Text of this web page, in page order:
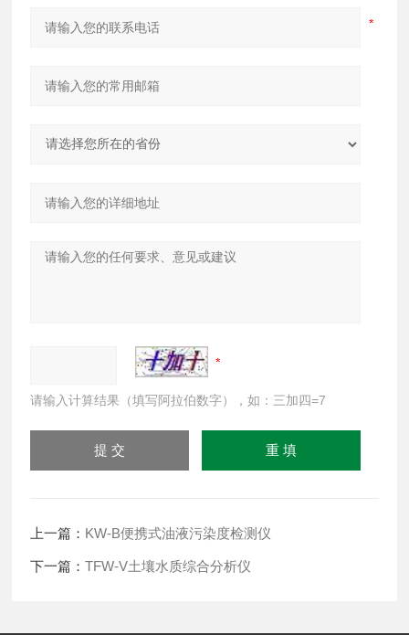
请输入计算结果（填写阿拉伯数字），如：三加四=7
上一篇： KW-B便携式油液污染度检测仪
下一篇：TFW-V土壤水质综合分析仪